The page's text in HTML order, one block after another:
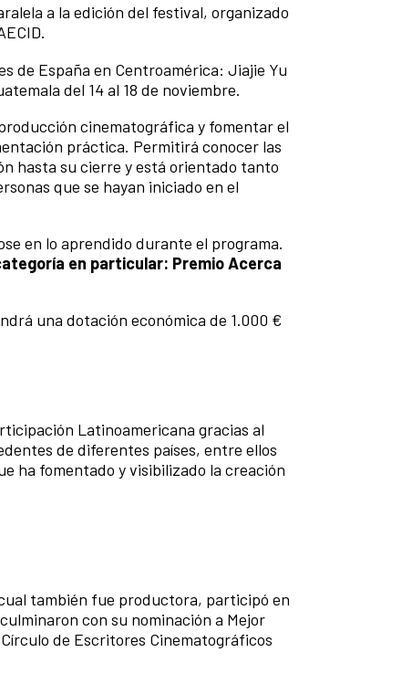
a la edición del festival, organizado
de España en Centroamérica: Jiajie Yu
del 14 al 18 de noviembre.
cinematográfica y fomentar el
práctica. Permitirá conocer las
hasta su cierre y está orientado tanto
que se hayan iniciado en el
en lo aprendido durante el programa.
en particular: Premio Acerca
una dotación económica de 1.000 €
Latinoamericana gracias al
de diferentes países, entre ellos
ha fomentado y visibilizado la creación
también fue productora, participó en
con su nominación a Mejor
de Escritores Cinematográficos